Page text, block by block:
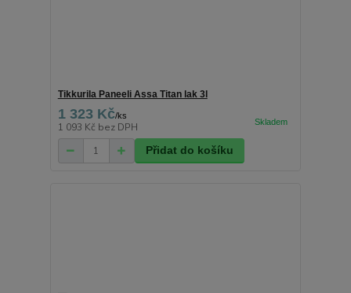
Tikkurila Paneeli Assa Titan lak 3l
1 323 Kč/ks
1 093 Kč bez DPH
Přidat do košíku